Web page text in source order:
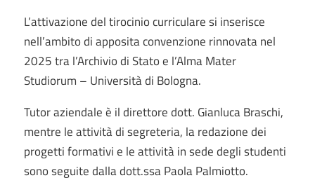
L’attivazione del tirocinio curriculare si inserisce
nell’ambito di apposita convenzione rinnovata nel
2025 tra l’Archivio di Stato e l’Alma Mater
Studiorum – Università di Bologna.
Tutor aziendale è il direttore dott. Gianluca Braschi,
mentre le attività di segreteria, la redazione dei
progetti formativi e le attività in sede degli studenti
sono seguite dalla dott.ssa Paola Palmiotto.